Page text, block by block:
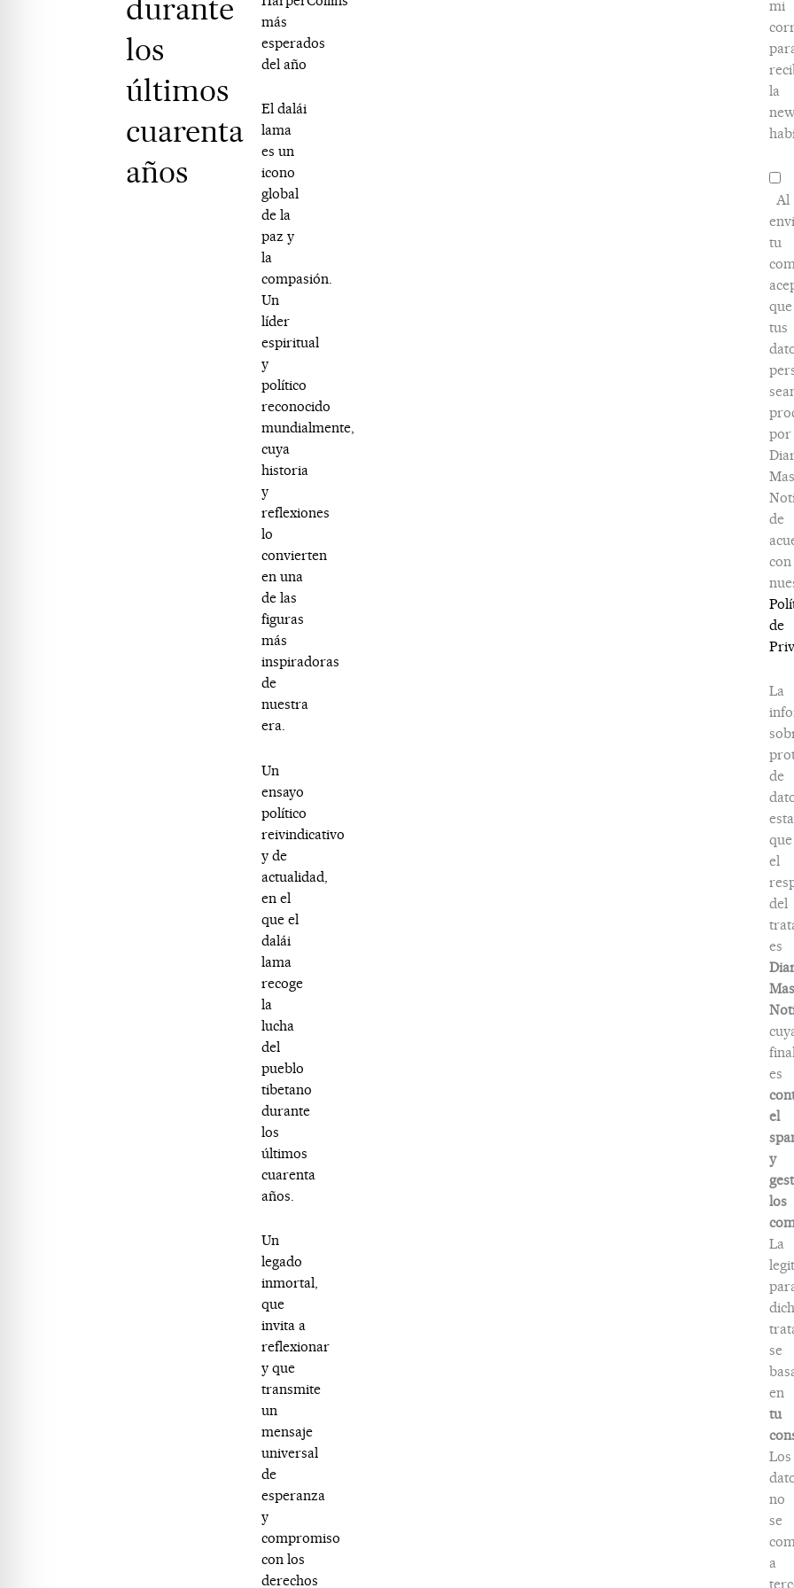
durante
los
últimos
cuarenta
años
más
esperados
del año
El dalái
lama
es un
icono
global
de la
paz y
la
compasión.
Un
líder
espiritual
y
político
reconocido
mundialmente,
cuya
historia
y
reflexiones
lo
convierten
en una
de las
figuras
más
inspiradoras
de
nuestra
era.
Un
ensayo
político
reivindicativo
y de
actualidad,
en el
que el
dalái
lama
recoge
la
lucha
del
pueblo
tibetano
durante
los
últimos
cuarenta
años.
Un
legado
inmortal,
que
invita a
reflexionar
y que
transmite
un
mensaje
universal
de
esperanza
y
compromiso
con los
derechos
mi
la
Al
tu
que
tus
por
Mas
de
con
de
La
de
que
el
del
es
Mas
es
el
y
los
La
se
en
tu
Los
no
se
a